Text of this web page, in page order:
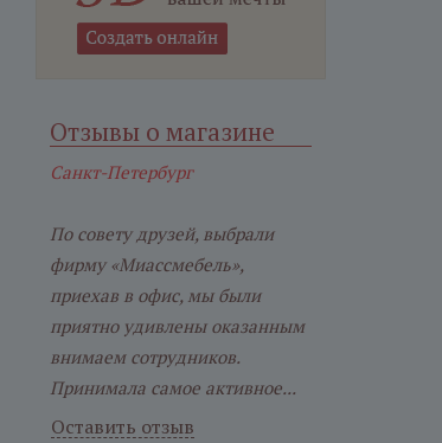
Отзывы о магазине
Санкт-Петербург
По совету друзей, выбрали
фирму «Миассмебель»,
приехав в офис, мы были
приятно удивлены оказанным
внимаем сотрудников.
Принимала самое активное...
Оставить отзыв